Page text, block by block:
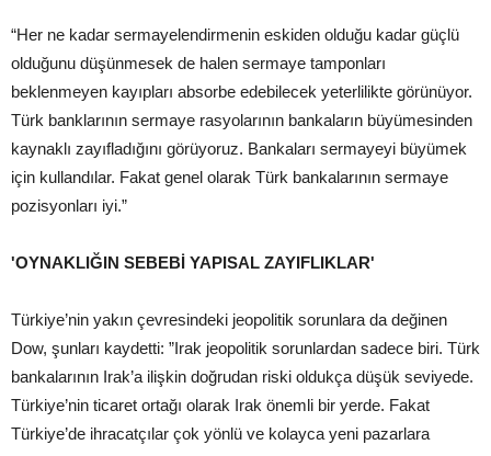
“Her ne kadar sermayelendirmenin eskiden olduğu kadar güçlü
olduğunu düşünmesek de halen sermaye tamponları
beklenmeyen kayıpları absorbe edebilecek yeterlilikte görünüyor.
Türk banklarının sermaye rasyolarının bankaların büyümesinden
kaynaklı zayıfladığını görüyoruz. Bankaları sermayeyi büyümek
için kullandılar. Fakat genel olarak Türk bankalarının sermaye
pozisyonları iyi.”
'OYNAKLIĞIN SEBEBİ YAPISAL ZAYIFLIKLAR'
Türkiye’nin yakın çevresindeki jeopolitik sorunlara da değinen
Dow, şunları kaydetti: ”Irak jeopolitik sorunlardan sadece biri. Türk
bankalarının Irak’a ilişkin doğrudan riski oldukça düşük seviyede.
Türkiye’nin ticaret ortağı olarak Irak önemli bir yerde. Fakat
Türkiye’de ihracatçılar çok yönlü ve kolayca yeni pazarlara